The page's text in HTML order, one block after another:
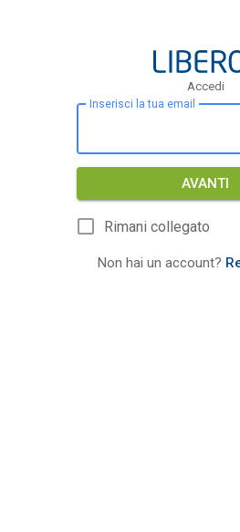
Accedi
Inserisci la tua email
AVANTI
Rimani collegato
Non hai un account?